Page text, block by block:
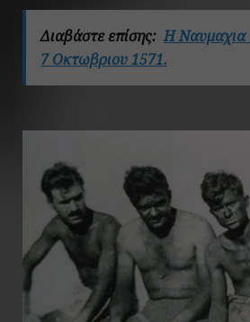
Διαβάστε επίσης: Η Ναυμαχια
7 Οκτωβριου 1571.